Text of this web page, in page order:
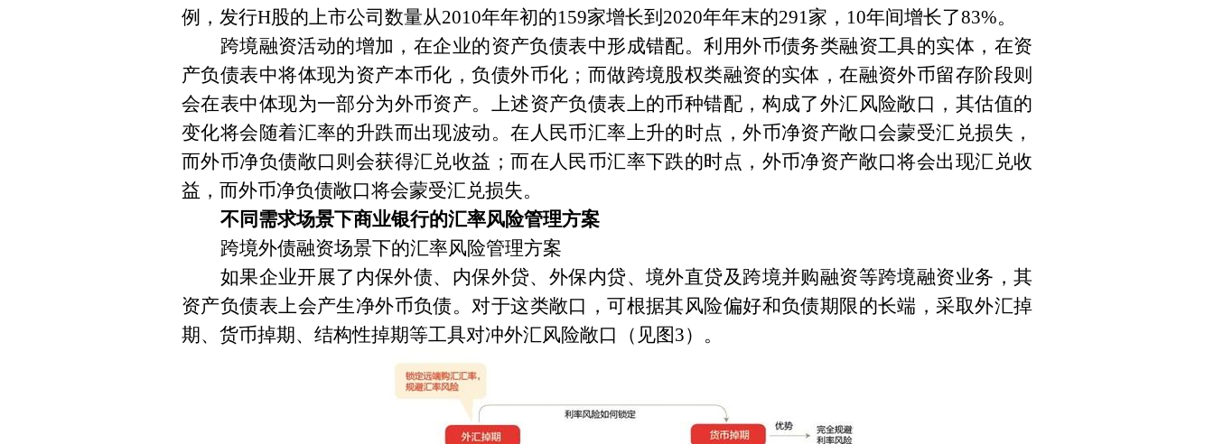
例，发行H股的上市公司数量从2010年年初的159家增长到 2020年年末的291家， 10年间增长了83%。
跨境融资活动的增加，在企业的资产负债表中形成错配。利用外币债务类融资工具的实体，在资
产负债表中将体现为资产本币化，负债外币化；而做跨境股权类融资的实体，在融资外币留存阶段则
会在表中体现为一部分为外币资产。上述资产负债表上的币种错配，构成了外汇风险敞口，其估值的
变化将会随着汇率的升跌而出现波动。在人民币汇率上升的时点，外币净资产敞口会蒙受汇兑损失，
而外币净负债敞口则会获得汇兑收益；而在人民币汇率下跌的时点，外币净资产敞口将会出现汇兑收
益，而外币净负债敞口将会蒙受汇兑损失。
不同需求场景下商业银行的汇率风险管理方案
跨境外债融资场景下的汇率风险管理方案
如果企业开展了内保外债、内保外贷、外保内贷、境外直贷及跨境并购融资等跨境融资业务，其
资产负债表上会产生净外币负债。对于这类敞口，可根据其风险偏好和负债期限的长端，采取外汇掉
期、货币掉期、结构性掉期等工具对冲外汇风险敞口（见图3）。